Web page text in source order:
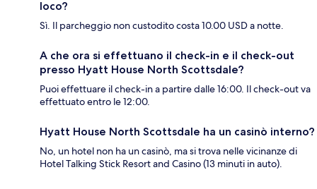
loco?
Sì. Il parcheggio non custodito costa 10.00 USD a notte.
A che ora si effettuano il check-in e il check-out
presso Hyatt House North Scottsdale?
Puoi effettuare il check-in a partire dalle 16:00. Il check-out va
effettuato entro le 12:00.
Hyatt House North Scottsdale ha un casinò interno?
No, un hotel non ha un casinò, ma si trova nelle vicinanze di
Hotel Talking Stick Resort and Casino (13 minuti in auto).